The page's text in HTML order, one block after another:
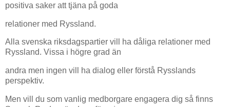
positiva saker att tjäna på goda
relationer med Ryssland.
Alla svenska riksdagspartier vill ha dåliga relationer med
Ryssland. Vissa i högre grad än
andra men ingen vill ha dialog eller förstå Rysslands
perspektiv.
Men vill du som vanlig medborgare engagera dig så finns